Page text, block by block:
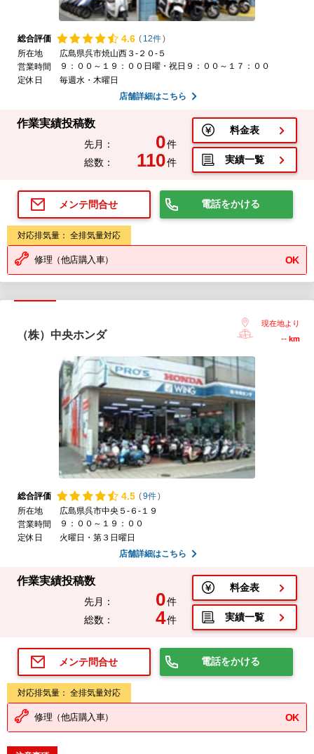
総合評価 4.6 ( 12件)
所在地
広島県呉市焼山西３-２０-５
営業時間
９：００～１９：００日曜・祝日９：００～１７：００
定休日
毎週水・木曜日
店舗詳細はこちら
作業実績投稿数
先月： 0件
総数：
110件
料金表
実績一覧
メンテ問合せ 電話をかける
対応排気量： 全排気量対応
修理（他店購入車） OK
（株）中央ホンダ
現在地より
-- km
総合評価 4.5 (9件)
所在地
広島県呉市中央５-６-１９
営業時間
９：００～１９：００
定休日
火曜日・第３日曜日
店舗詳細はこちら
作業実績投稿数
先月： 0件
総数：
4件
料金表
実績一覧
メンテ問合せ 電話をかける
対応排気量： 全排気量対応
修理（他店購入車） OK